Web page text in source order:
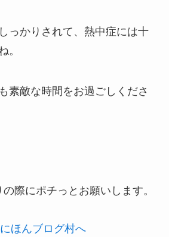
っかりされて、熱中症には十
。
素敵な時間をお過ごしくださ
際にポチっとお願いします。